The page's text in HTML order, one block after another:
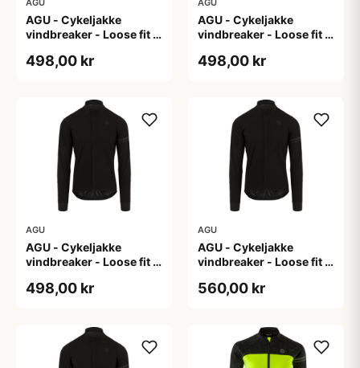
AGU - Cykeljakke
vindbreaker - Loose fit -
498,00 kr
AGU - Cykeljakke
vindbreaker - Loose fit -
498,00 kr
AGU
AGU - Cykeljakke
vindbreaker - Loose fit -
498,00 kr
AGU
AGU - Cykeljakke
vindbreaker - Loose fit -
560,00 kr